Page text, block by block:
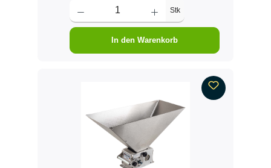
Stk
In den Warenkorb